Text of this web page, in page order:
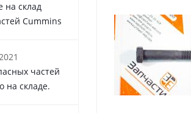
на склад
Cummins
частей
на складе.